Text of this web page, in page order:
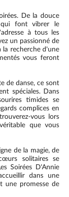
De la douce
qui font vibrer le
à tous les
un passionné de
la recherche d'une
vous feront
de danse, ce sont
spéciales. Dans
timides se
complices en
vous lors
que vous
de la magie, de
solitaires se
Soirées D'Annie
dans une
une promesse de